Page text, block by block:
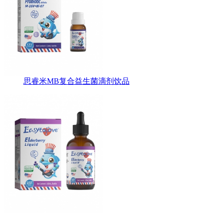
思睿米MB复合益生菌滴剂饮品